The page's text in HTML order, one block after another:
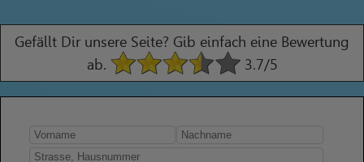
Gefällt Dir unsere Seite? Gib einfach eine Bewertung
ab.
3.7/5